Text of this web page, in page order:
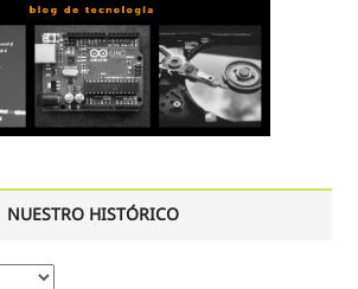
NUESTRO HISTÓRICO